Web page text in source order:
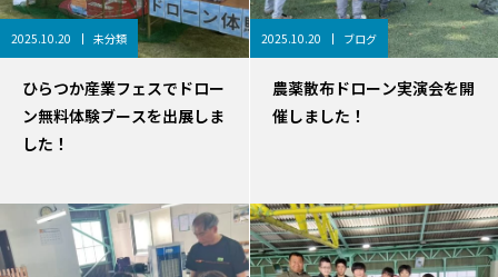
2025.10.20 未分類
ひらつか産業フェスでドロー
ン無料体験ブースを出展しま
した！
2025.10.20 ブログ
農薬散布ドローン実演会を開
催しました！